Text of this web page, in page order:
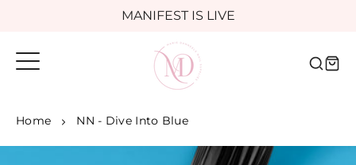
content
MANIFEST IS LIVE
Voor 16:00 besteld, morgen in huis
Home NN - Dive Into Blue